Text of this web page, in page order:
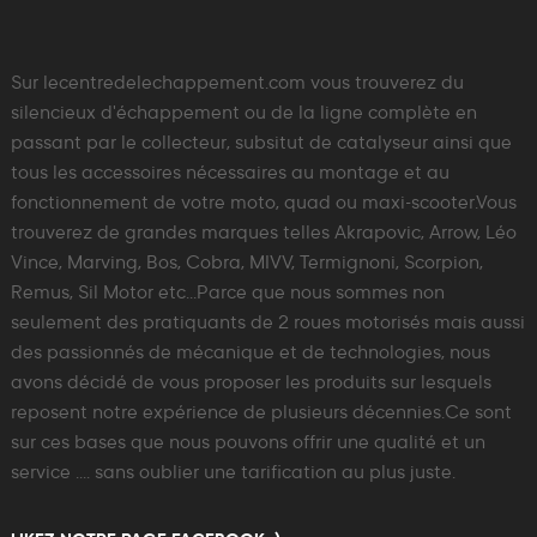
Sur lecentredelechappement.com vous trouverez du
silencieux d'échappement ou de la ligne complète en
passant par le collecteur, subsitut de catalyseur ainsi que
tous les accessoires nécessaires au montage et au
fonctionnement de votre moto, quad ou maxi-scooter.Vous
trouverez de grandes marques telles Akrapovic, Arrow, Léo
Vince, Marving, Bos, Cobra, MIVV, Termignoni, Scorpion,
Remus, Sil Motor etc...Parce que nous sommes non
seulement des pratiquants de 2 roues motorisés mais aussi
des passionnés de mécanique et de technologies, nous
avons décidé de vous proposer les produits sur lesquels
reposent notre expérience de plusieurs décennies.Ce sont
sur ces bases que nous pouvons offrir une qualité et un
service .... sans oublier une tarification au plus juste.